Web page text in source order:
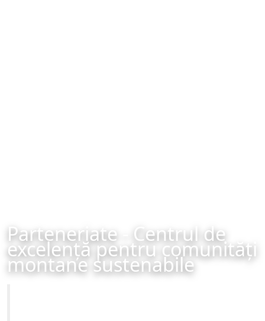
Parteneriate - Centrul de
excelență pentru comunități
montane sustenabile